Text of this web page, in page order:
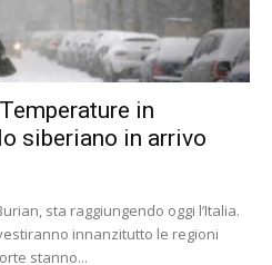
in
siberiano in arrivo
sta raggiungendo oggi l’Italia.
innanzitutto le regioni
stanno...